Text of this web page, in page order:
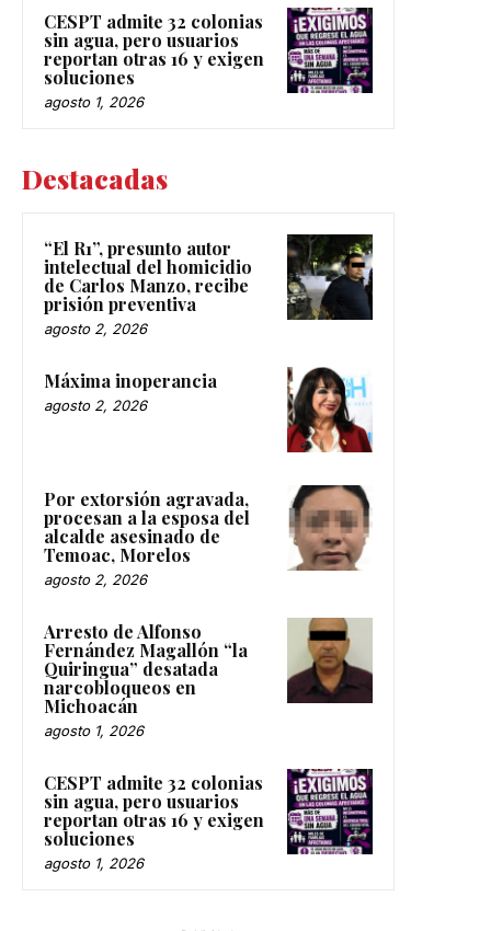
CESPT admite 32 colonias
sin agua, pero usuarios
reportan otras 16 y exigen
soluciones
agosto 1, 2026
Destacadas
“El R1”, presunto autor
intelectual del homicidio
de Carlos Manzo, recibe
prisión preventiva
agosto 2, 2026
Máxima inoperancia
agosto 2, 2026
Por extorsión agravada,
procesan a la esposa del
alcalde asesinado de
Temoac, Morelos
agosto 2, 2026
Arresto de Alfonso
Fernández Magallón “la
Quiringua” desatada
narcobloqueos en
Michoacán
agosto 1, 2026
CESPT admite 32 colonias
sin agua, pero usuarios
reportan otras 16 y exigen
soluciones
agosto 1, 2026